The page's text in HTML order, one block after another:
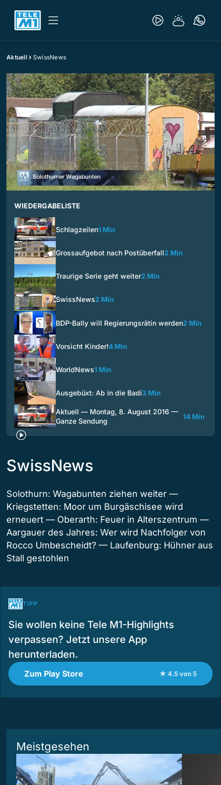
Aktuell SwissNews
WIEDERGABELISTE
Schlagzeilen1 Min
Grossaufgebot nach Postüberfall2 Min
Traurige Serie geht weiter2 Min
SwissNews2 Min
BDP-Bally will Regierungsrätin werden2 Min
Vorsicht Kinder!4 Min
WorldNews1 Min
Ausgebüxt: Ab in die Badi3 Min
Aktuell — Montag, 8. August 2016 —
Ganze Sendung
14 Min
SwissNews
Solothurn: Wagabunten ziehen weiter —
Kriegstetten: Moor um Burgäschisee wird
erneuert — Oberarth: Feuer in Alterszentrum —
Aargauer des Jahres: Wer wird Nachfolger von
Rocco Umbescheidt? — Laufenburg: Hühner aus
Stall gestohlen
TIPP
Sie wollen keine Tele M1-Highlights
verpassen? Jetzt unsere App
herunterladen.
Zum Play Store ★ 4.5 von 5
Meistgesehen